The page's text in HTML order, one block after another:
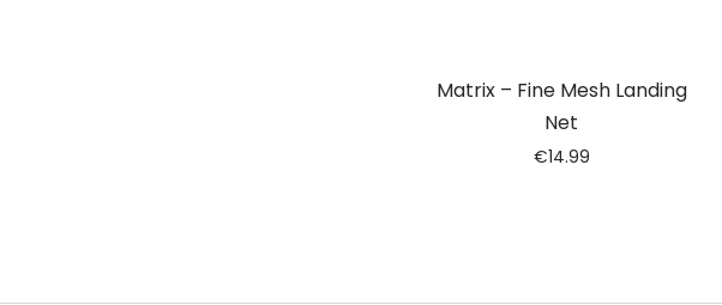
Matrix – Fine Mesh Landing
Net
€14.99